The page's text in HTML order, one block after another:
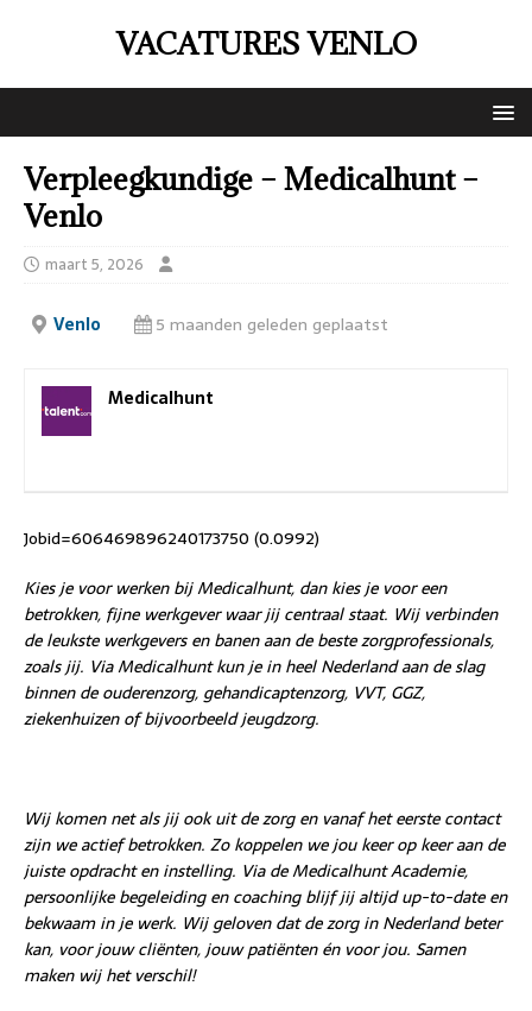
VACATURES VENLO
Verpleegkundige – Medicalhunt –
Venlo
maart 5, 2026
Venlo 5 maanden geleden geplaatst
Medicalhunt
Jobid=606469896240173750 (0.0992)
Kies je voor werken bij Medicalhunt, dan kies je voor een
betrokken, fijne werkgever waar jij centraal staat. Wij verbinden
de leukste werkgevers en banen aan de beste zorgprofessionals,
zoals jij. Via Medicalhunt kun je in heel Nederland aan de slag
binnen de ouderenzorg, gehandicaptenzorg, VVT, GGZ,
ziekenhuizen of bijvoorbeeld jeugdzorg.
Wij komen net als jij ook uit de zorg en vanaf het eerste contact
zijn we actief betrokken. Zo koppelen we jou keer op keer aan de
juiste opdracht en instelling. Via de Medicalhunt Academie,
persoonlijke begeleiding en coaching blijf jij altijd up-to-date en
bekwaam in je werk. Wij geloven dat de zorg in Nederland beter
kan, voor jouw cliënten, jouw patiënten én voor jou. Samen
maken wij het verschil!